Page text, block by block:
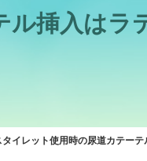
ル挿入はラ
タイレット使用時の尿道カテー